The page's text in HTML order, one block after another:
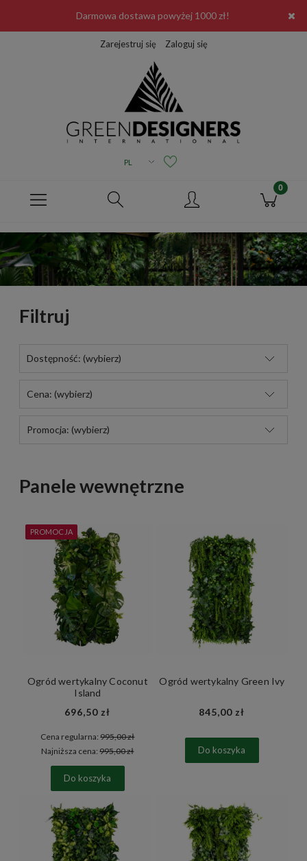
Darmowa dostawa powyżej 1000 zł!
Zarejestruj się Zaloguj się
Filtruj
Dostępność: (wybierz)
Cena: (wybierz)
Promocja: (wybierz)
Panele wewnętrzne
Ogród wertykalny Coconut
Island
696,50 zł
Cena regularna:995,00 zł
Najniższa cena:995,00 zł
Do koszyka
PROMOCJA
Ogród wertykalny Green Ivy
845,00 zł
Do koszyka